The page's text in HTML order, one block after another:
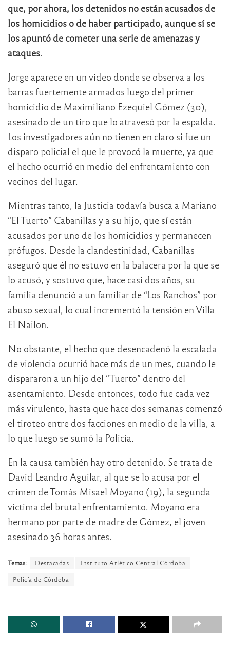
que, por ahora, los detenidos no están acusados de
los homicidios o de haber participado, aunque sí se
los apuntó de cometer una serie de amenazas y
ataques.
Jorge aparece en un video donde se observa a los
barras fuertemente armados luego del primer
homicidio de Maximiliano Ezequiel Gómez (30),
asesinado de un tiro que lo atravesó por la espalda.
Los investigadores aún no tienen en claro si fue un
disparo policial el que le provocó la muerte, ya que
el hecho ocurrió en medio del enfrentamiento con
vecinos del lugar.
Mientras tanto, la Justicia todavía busca a Mariano
“El Tuerto” Cabanillas y a su hijo, que sí están
acusados por uno de los homicidios y permanecen
prófugos. Desde la clandestinidad, Cabanillas
aseguró que él no estuvo en la balacera por la que se
lo acusó, y sostuvo que, hace casi dos años, su
familia denunció a un familiar de “Los Ranchos” por
abuso sexual, lo cual incrementó la tensión en Villa
El Nailon.
No obstante, el hecho que desencadenó la escalada
de violencia ocurrió hace más de un mes, cuando le
dispararon a un hijo del “Tuerto” dentro del
asentamiento. Desde entonces, todo fue cada vez
más virulento, hasta que hace dos semanas comenzó
el tiroteo entre dos facciones en medio de la villa, a
lo que luego se sumó la Policía.
En la causa también hay otro detenido. Se trata de
David Leandro Aguilar, al que se lo acusa por el
crimen de Tomás Misael Moyano (19), la segunda
víctima del brutal enfrentamiento. Moyano era
hermano por parte de madre de Gómez, el joven
asesinado 36 horas antes.
Temas: Destacadas
Instituto Atlético Central Córdoba
Policía de Córdoba